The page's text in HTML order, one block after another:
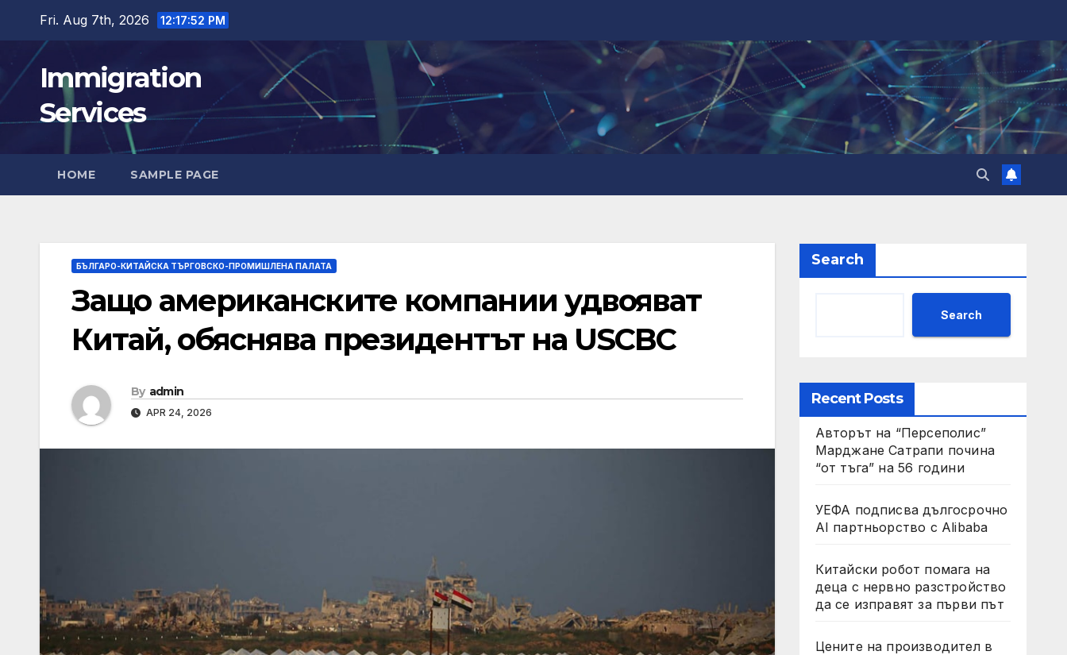
content
Fri. Aug 7th, 2026 12:17:53 PM
Immigration
Services
HOME SAMPLE PAGE
БЪЛГАРО-КИТАЙСКА ТЪРГОВСКО-ПРОМИШЛЕНА ПАЛАТА
Защо американските компании удвояват
Китай, обяснява президентът на USCBC
By admin
APR 24, 2026
Search
Search
Recent Posts
Авторът на “Персеполис”
Марджане Сатрапи почина
“от тъга” на 56 години
УЕФА подписва дългосрочно
AI партньорство с Alibaba
Китайски робот помага на
деца с нервно разстройство
да се изправят за първи път
Цените на производител в